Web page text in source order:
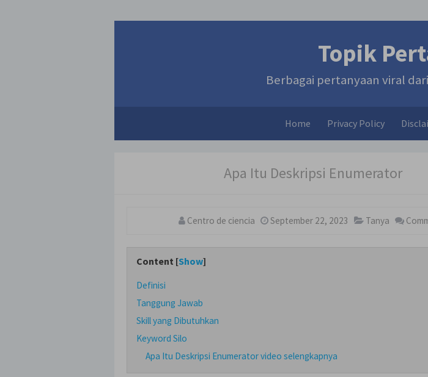
Topik
Berbagai pertanyaan viral
Home Privacy Policy
Apa Itu Deskripsi Enumerator
Centro de ciencia September 22, 2023 Tanya
Content [Show]
Definisi
Tanggung Jawab
Skill yang Dibutuhkan
Keyword Silo
Apa Itu Deskripsi Enumerator video selengkapnya